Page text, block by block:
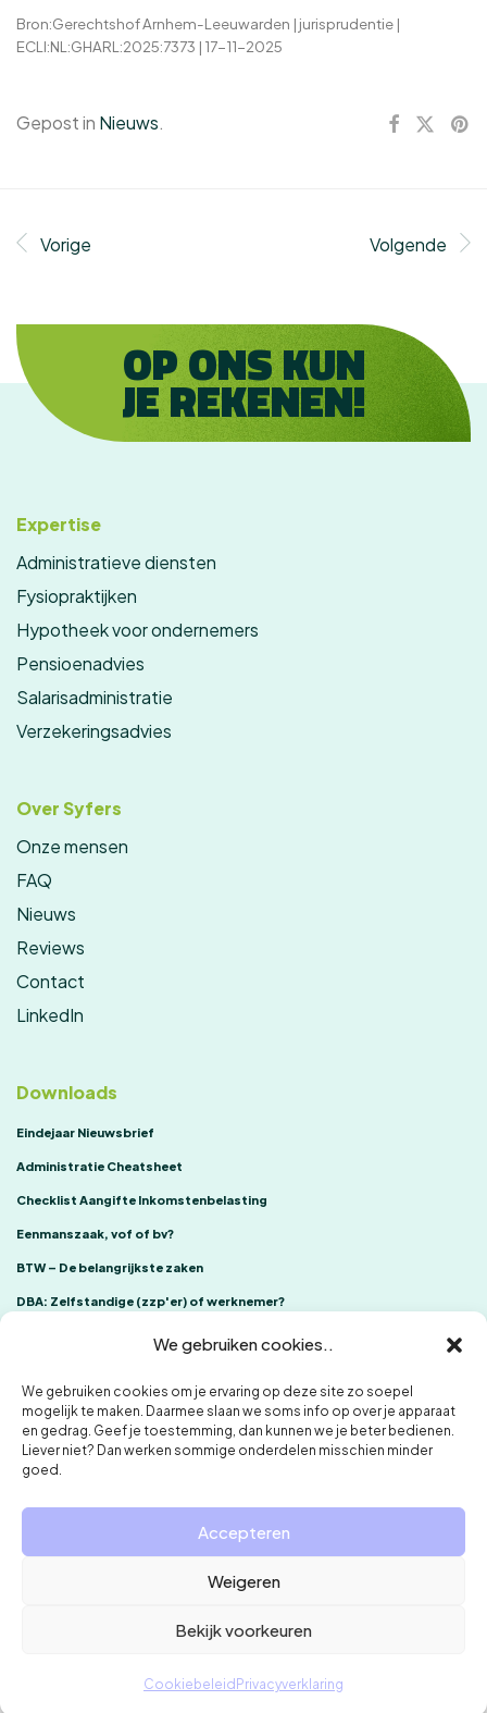
We gebruiken cookies..
We gebruiken cookies om je ervaring op deze site zo soepel
mogelijk te maken. Daarmee slaan we soms info op over je apparaat
en gedrag. Geef je toestemming, dan kunnen we je beter bedienen.
Liever niet? Dan werken sommige onderdelen misschien minder
goed.
Accepteren
Weigeren
Bekijk voorkeuren
Cookiebeleid Privacyverklaring
Bron:Gerechtshof Arnhem-Leeuwarden | jurisprudentie |
ECLI:NL:GHARL:2025:7373 | 17-11-2025
Gepost in Nieuws.
Vorige Volgende
OP ONS KUN
JE REKENEN!
Expertise
Administratieve diensten
Fysiopraktijken
Hypotheek voor ondernemers
Pensioenadvies
Salarisadministratie
Verzekeringsadvies
Over Syfers
Onze mensen
FAQ
Nieuws
Reviews
Contact
LinkedIn
Downloads
Eindejaar Nieuwsbrief
Administratie Cheatsheet
Checklist Aangifte Inkomstenbelasting
Eenmanszaak, vof of bv?
BTW – De belangrijkste zaken
DBA: Zelfstandige (zzp'er) of werknemer?
ONE Accountants
Privacybeleid en cookies
Syfers Administratie & Advies is aangesloten bij de NOAB
© 2010-2026 Syfers B.V. Alle rechten voorbehouden